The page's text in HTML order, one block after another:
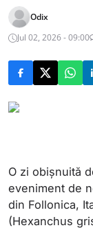
Odix
Jul 02, 2026 - 09:00
O zi obișnuită
eveniment de
din Follonica,
(Hexanchus